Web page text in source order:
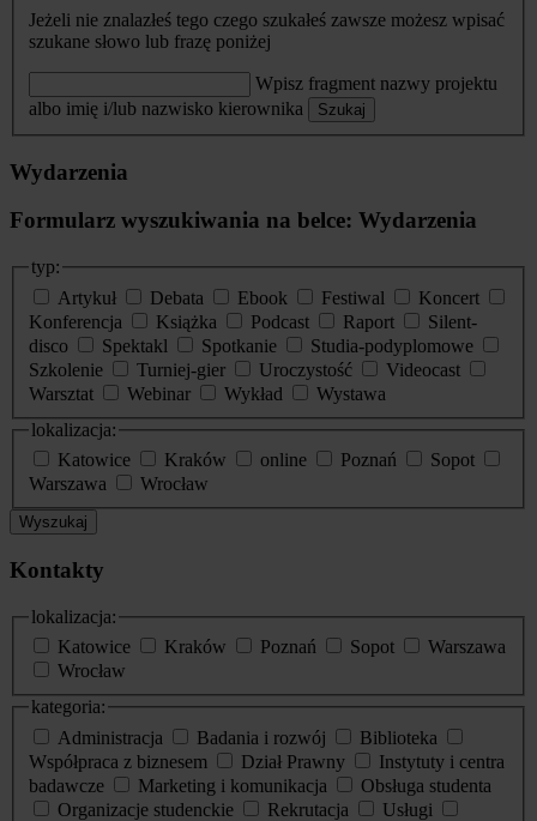
Jeżeli nie znalazłeś tego czego szukałeś zawsze możesz wpisać
szukane słowo lub frazę poniżej
Wpisz fragment nazwy projektu
albo imię i/lub nazwisko kierownika
Szukaj
Wydarzenia
Formularz wyszukiwania na belce: Wydarzenia
typ:
Artykuł
Debata Ebook Festiwal
Koncert
Konferencja
Książka Podcast Raport
Silent-
disco
Spektakl Spotkanie
Studia-podyplomowe
Szkolenie
Turniej-gier Uroczystość
Videocast
Warsztat
Webinar Wykład
Wystawa
lokalizacja:
Katowice
Kraków online Poznań
Sopot
Warszawa
Wrocław
Wyszukaj
Kontakty
lokalizacja:
Katowice
Kraków Poznań Sopot
Warszawa
Wrocław
kategoria:
Administracja
Badania i rozwój
Biblioteka
Współpraca z biznesem
Dział Prawny
Instytuty i centra
badawcze
Marketing i komunikacja
Obsługa studenta
Organizacje studenckie
Rekrutacja
Usługi